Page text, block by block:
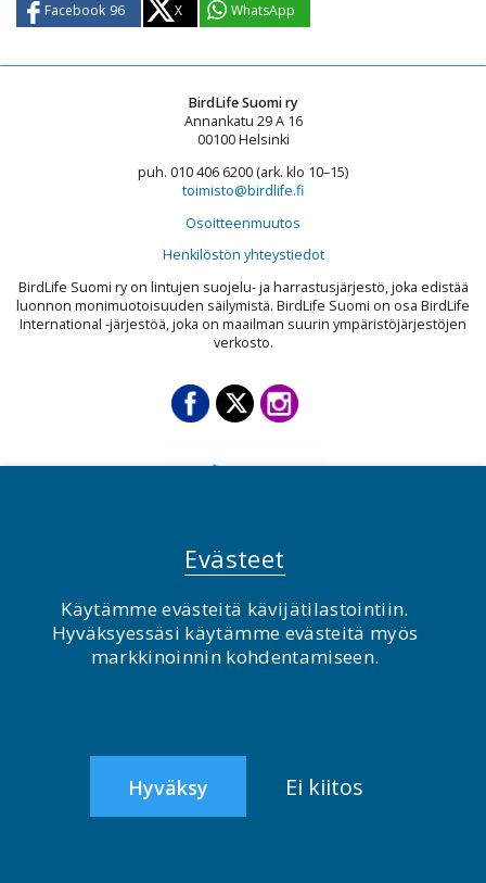
Facebook 96 X WhatsApp
BirdLife Suomi ry
Annankatu 29 A 16
00100 Helsinki
puh. 010 406 6200 (ark. klo 10–15)
toimisto@birdlife.fi
Osoitteenmuutos
Henkilöstön yhteystiedot
BirdLife Suomi ry on lintujen suojelu- ja harrastusjärjestö, joka edistää
luonnon monimuotoisuuden säilymistä. BirdLife Suomi on osa BirdLife
International -järjestöä, joka on maailman suurin ympäristöjärjestöjen
verkosto.
© BirdLife Suomi ry 2026
Evästeet
Käytämme evästeitä kävijätilastointiin.
Hyväksyessäsi käytämme evästeitä myös
markkinoinnin kohdentamiseen.
Hyväksy Ei kiitos